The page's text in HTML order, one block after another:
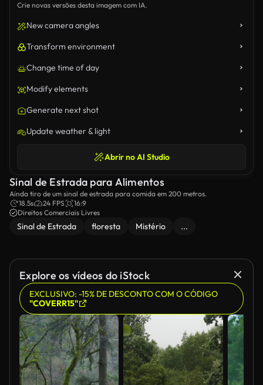
Crie novas versões desta imagem com IA.
New camera angles
Transform environment
Change time of day
Modify elements
Generate next shot
Update weather & light
Abrir no AI Studio
Sinal de Estrada para Alimentos
Ainda tiro de um sinal de estrada para comida em 200 metros.
18.5s
24 FPS
16:9
Direitos Comerciais Livres
Sinal de Estrada floresta Mistério ...
Explore os vídeos do iStock
EXCLUSIVO: -15% DE DESCONTO COM O CÓDIGO
"COVERR15"